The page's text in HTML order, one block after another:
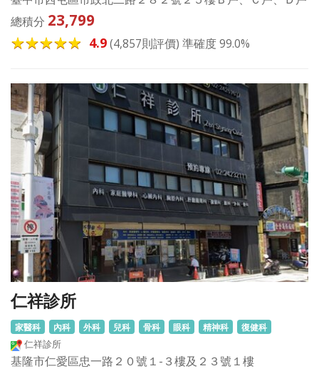
總積分 23,799
4.9(4,857則評價) 準確度 99.0%
仁祥診所
家醫科 內科 外科 兒科 骨科 眼科 精神科 復健科
仁祥診所
基隆市仁愛區忠一路２０號１-３樓及２３號１樓